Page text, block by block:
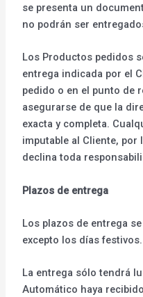
se presenta un
no podrán ser
Los Productos pedidos
entrega indicada por el
pedido o en el punto de
asegurarse de que la
exacta y completa.
imputable al Cliente,
declina toda
Plazos de entrega
Los plazos de entrega
excepto los días festivos.
La entrega sólo tendrá
Automático haya